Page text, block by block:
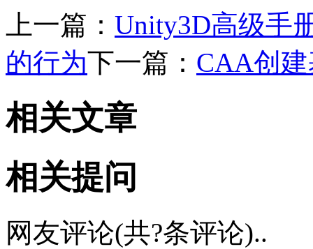
上一篇： Unity3D高级手
的行为下一篇： CAA创
相关文章
相关提问
网友评论(共?条评论)..